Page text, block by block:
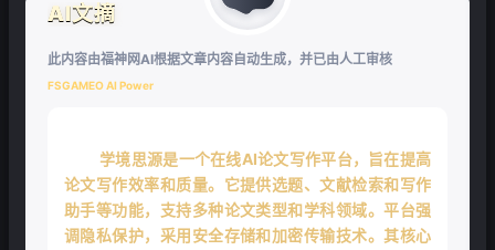
AI文摘
此内容由福神网AI根据文章内容自动生成，并已由人工审核
FSGAMEO AI Power
学境思源是一个在线AI论文写作平台，旨在提高
论文写作效率和质量。它提供选题、文献检索和写作
助手等功能，支持多种论文类型和学科领域。平台强
调隐私保护，采用安全存储和加密传输技术。其核心